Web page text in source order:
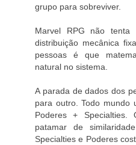
grupo para sobreviver.
Marvel RPG não tenta
distribuição mecânica
pessoas é que
natural no sistema.
A parada de dados dos
para outro. Todo mundo
Poderes + Specialties.
patamar de
Specialties e Poderes